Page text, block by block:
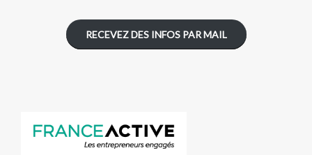
RECEVEZ DES INFOS PAR MAIL